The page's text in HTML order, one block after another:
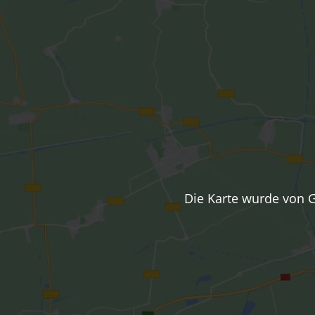
Die Karte wurde von